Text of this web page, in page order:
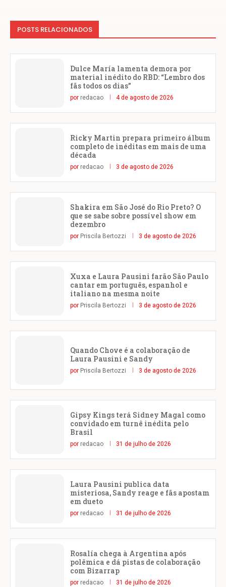
POSTS RELACIONADOS
Dulce María lamenta demora por
material inédito do RBD: “Lembro dos
fãs todos os dias”
por redacao 4 de agosto de 2026
Ricky Martin prepara primeiro álbum
completo de inéditas em mais de uma
década
por redacao 3 de agosto de 2026
Shakira em São José do Rio Preto? O
que se sabe sobre possível show em
dezembro
por Priscila Bertozzi 3 de agosto de 2026
Xuxa e Laura Pausini farão São Paulo
cantar em português, espanhol e
italiano na mesma noite
por Priscila Bertozzi 3 de agosto de 2026
Quando Chove é a colaboração de
Laura Pausini e Sandy
por Priscila Bertozzi 3 de agosto de 2026
Gipsy Kings terá Sidney Magal como
convidado em turnê inédita pelo
Brasil
por redacao 31 de julho de 2026
Laura Pausini publica data
misteriosa, Sandy reage e fãs apostam
em dueto
por redacao 31 de julho de 2026
Rosalía chega à Argentina após
polêmica e dá pistas de colaboração
com Bizarrap
por redacao 31 de julho de 2026